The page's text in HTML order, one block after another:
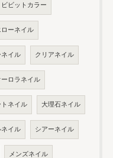
ビビットカラー
ローネイル
ネイル クリアネイル
ーロラネイル
ネイル 大理石ネイル
ネイル シアーネイル
メンズネイル